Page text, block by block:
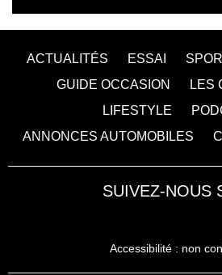
ACTUALITÉS ESSAI
GUIDE OCCASION
LES
LIFESTYLE
ANNONCES AUTOMOBILES
SUIVEZ-NOUS
Accessibilité : non